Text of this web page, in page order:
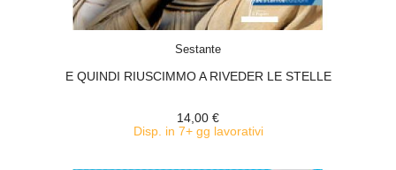
Sestante
E QUINDI RIUSCIMMO A RIVEDER LE STELLE
14,00 €
Disp. in 7+ gg lavorativi